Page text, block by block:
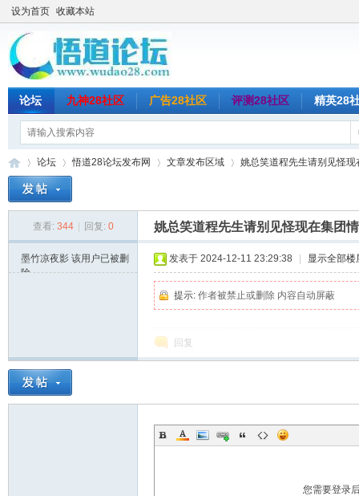
设为首页 收藏本站
论坛 九神28社区 广告28社区 评测28社区 精英28
道
论坛
›
悟道28论坛发布网 文章发布区域
›
姚总笑道程先生请别见怪
查看: 344 回复: 0 姚总笑道程先生请别见怪现在集团
墨竹凉夜影 该用户已被删
除
发表于 2024-12-11 23:29:38 显示全部楼
提示: 作者被禁止或删除 内容自动屏蔽
回复
您需要登录